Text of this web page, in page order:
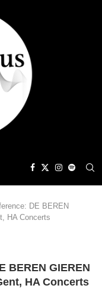
DE BEREN
HA Concerts
BEREN GIEREN
HA Concerts